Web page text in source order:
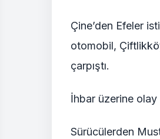
Çine’den Efeler
otomobil,
çarpıştı.
İhbar üzerine
Sürücülerden